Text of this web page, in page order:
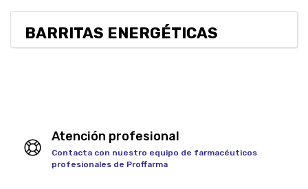
BARRITAS ENERGÉTICAS
Atención profesional
Contacta con nuestro equipo de farmacéuticos
profesionales de Proffarma